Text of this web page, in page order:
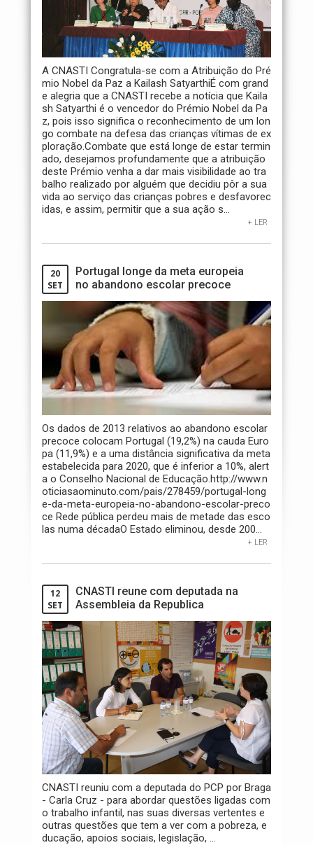
A CNASTI Congratula-se com a Atribuição do Pré
mio Nobel da Paz a Kailash SatyarthiÉ com grand
e alegria que a CNASTI recebe a notícia que Kaila
sh Satyarthi é o vencedor do Prémio Nobel da Pa
z, pois isso significa o reconhecimento de um lon
go combate na defesa das crianças vítimas de ex
ploração.Combate que está longe de estar termin
ado, desejamos profundamente que a atribuição
deste Prémio venha a dar mais visibilidade ao tra
balho realizado por alguém que decidiu pôr a sua
vida ao serviço das crianças pobres e desfavorec
idas, e assim, permitir que a sua ação s...
+ LER
20
SET
Portugal longe da meta europeia
no abandono escolar precoce
Os dados de 2013 relativos ao abandono escolar
precoce colocam Portugal (19,2%) na cauda Euro
pa (11,9%) e a uma distância significativa da meta
estabelecida para 2020, que é inferior a 10%, alert
a o Conselho Nacional de Educação.http://www.n
oticiasaominuto.com/pais/278459/portugal-long
e-da-meta-europeia-no-abandono-escolar-preco
ce Rede pública perdeu mais de metade das esco
las numa décadaO Estado eliminou, desde 200...
+ LER
12
SET
CNASTI reune com deputada na
Assembleia da Republica
CNASTI reuniu com a deputada do PCP por Braga
- Carla Cruz - para abordar questões ligadas com
o trabalho infantil, nas suas diversas vertentes e
outras questões que tem a ver com a pobreza, e
ducação, apoios sociais, legislação, ...